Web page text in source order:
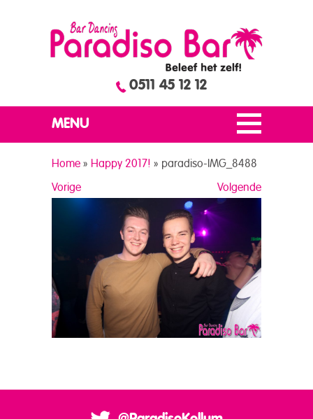
0511 45 12 12
MENU
Home » Happy 2017! » paradiso-IMG_8488
Volgende
Vorige